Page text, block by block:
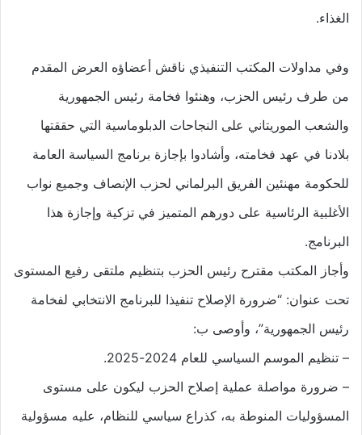
الغذاء.
وفي مداولات المكتب التنفيذي ناقش أعضاؤه العرض المقدم
من طرف رئيس الحزب، وهنئوا فخامة رئيس الجمهورية
والشعب الموريتاني على النجاحات الدبلوماسية التي حققتها
بلادنا في عهد فخامته، وأشادوا بإجازة برنامج السياسة العامة
للحكومة مهنئين الفريق البرلماني لحزب الإنصاف وجميع نواب
الأغلبية الرئاسية على دورهم المتميز في تزكية وإجازة هذا
البرنامج.
وأجاز المكتب مقترح رئيس الحزب بتنظيم ملتقى رفيع المستوى
تحت عنوان: “ضرورة الإصلاح تنفيذا للبرنامج الانتخابي لفخامة
رئيس الجمهورية”، وأوصى ب:
– تنظيم الموسم السياسي للعام 2024-2025.
– ضرورة مواصلة عملية إصلاح الحزب ليكون على مستوى
المسؤوليات المنوطة به، كذراع سياسي للنظام، عليه مسؤولية